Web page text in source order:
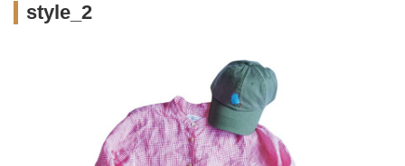
style_2